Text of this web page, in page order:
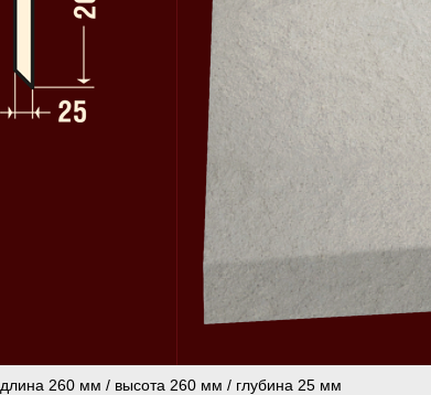
длина 260 мм / высота 260 мм / глубина 25 мм